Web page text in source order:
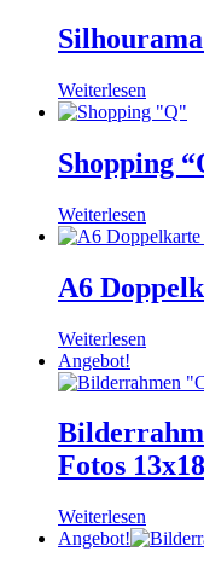
Weiterlesen
Shopping
Weiterlesen
A6
Weiterlesen
Angebot!
Fotos
Weiterlesen
Angebot!